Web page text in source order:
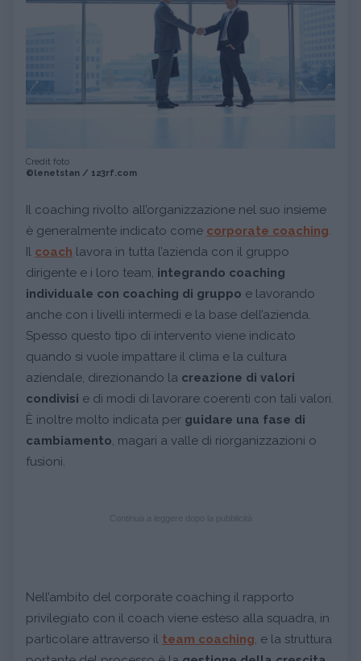
Credit foto
©lenetstan / 123rf.com
Il coaching rivolto all’organizzazione nel suo insieme
è generalmente indicato come corporate coaching.
Il coach lavora in tutta l’azienda con il gruppo
dirigente e i loro team, integrando coaching
individuale con coaching di gruppo e lavorando
anche con i livelli intermedi e la base dell’azienda.
Spesso questo tipo di intervento viene indicato
quando si vuole impattare il clima e la cultura
aziendale, direzionando la creazione di valori
condivisi e di modi di lavorare coerenti con tali valori.
È inoltre molto indicata per guidare una fase di
cambiamento, magari a valle di riorganizzazioni o
fusioni.
Nell’ambito del corporate coaching il rapporto
privilegiato con il coach viene esteso alla squadra, in
particolare attraverso il team coaching, e la struttura